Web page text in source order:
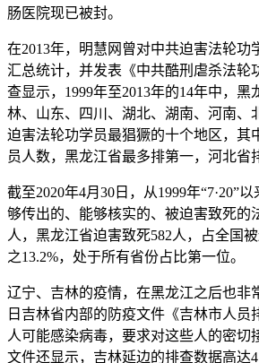
肠医院现已被封。
在2013年，明慧网曾对中共迫害法轮功
汇总统计，并发表《中共酷刑虐杀法轮
查显示，1999年至2013年的14年中，黑
林、山东、四川、湖北、湖南、河南、
迫害法轮功学员最猖獗的十个地区，其
员人数，黑龙江省最多排第一，河北省
截至2020年4月30日，从1999年“7·20”
够传出的、能够核实的、被迫害致死的
人，黑龙江省迫害致死582人，占全国
之13.2%，处于所有省份占比第一位。
辽宁、吉林的疫情，在黑龙江之后也非
日吉林省内部的防疫文件《吉林市人员
人可能感染病毒，要求对这些人的密切
文件还显示，吉林延边的排查数据高达